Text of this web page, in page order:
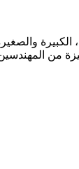
الكبيرة